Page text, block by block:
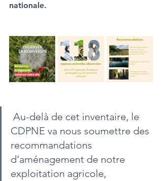
nationale.
CDPNE va nous soumettre des
recommandations
d’aménagement de notre
exploitation agricole,